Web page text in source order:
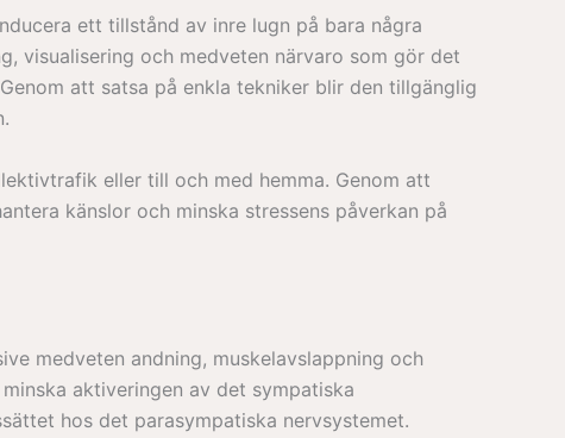
ett tillstånd av inre lugn på bara några
visualisering och medveten närvaro som gör det
att satsa på enkla tekniker blir den tillgänglig
eller till och med hemma. Genom att
känslor och minska stressens påverkan på
medveten andning, muskelavslappning och
aktiveringen av det sympatiska
hos det parasympatiska nervsystemet.